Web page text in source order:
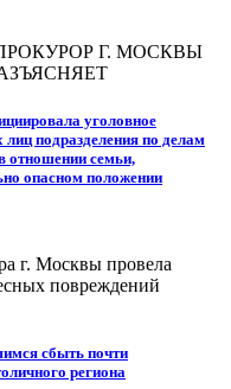
Г. МОСКВЫ
уголовное
подразделения по делам
отношении семьи,
опасном положении
г. Москвы провела
повреждений
сбыть почти
региона